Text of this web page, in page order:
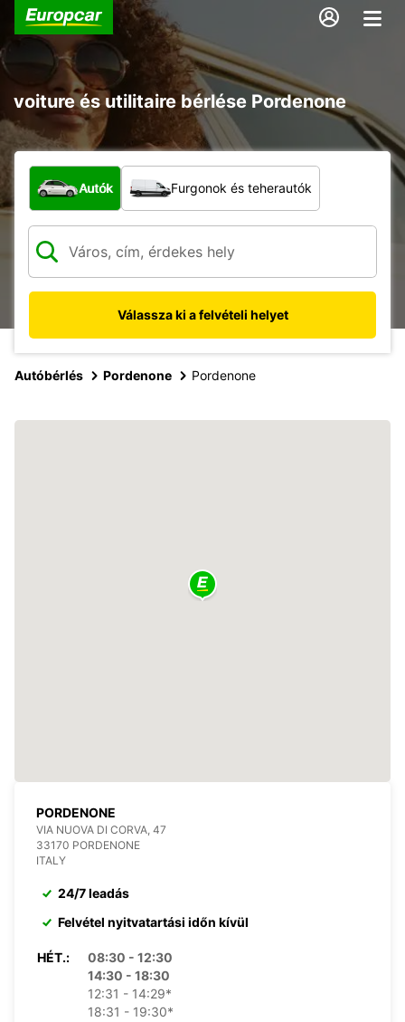
voiture és utilitaire bérlése Pordenone
Milyen típusú jármű?
Autók Furgonok és teherautók
Válassza ki a felvételi helyet
Autóbérlés Pordenone Pordenone
PORDENONE
VIA NUOVA DI CORVA, 47
33170 PORDENONE
ITALY
24/7 leadás
Felvétel nyitvatartási időn kívül
HÉT.:
08:30 - 12:30
14:30 - 18:30
12:31 - 14:29*
18:31 - 19:30*